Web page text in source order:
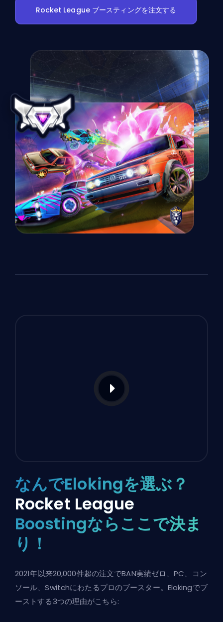
Rocket League ブースティングを注文する
なんでElokingを選ぶ？
Rocket League
Boostingならここで決ま
り！
2021年以来20,000件超の注文でBAN実績ゼロ、PC、コン
ソール、Switchにわたるプロのブースター。Elokingでブ
ーストする3つの理由がこちら: